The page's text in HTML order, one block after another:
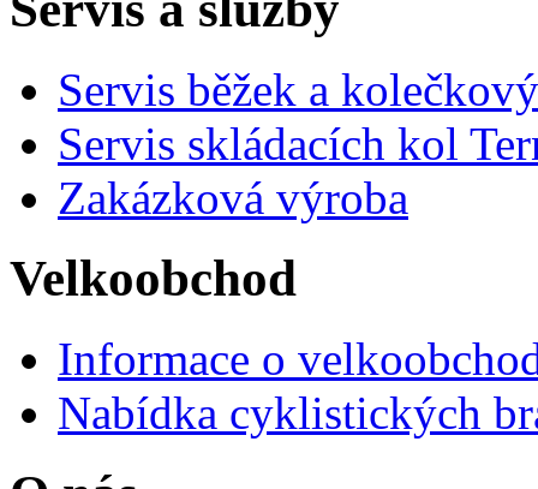
Servis běžek a
Servis skládacích kol
Zakázková výroba
Velkoobchod
Informace o
Nabídka cyklistických